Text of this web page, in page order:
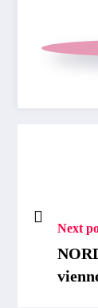
Next